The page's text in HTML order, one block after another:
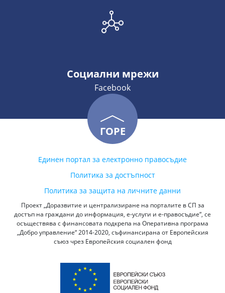
Социални мрежи
Facebook
ГОРЕ
Единен портал за електронно правосъдие
Политика за достъпност
Политика за защита на личните данни
Проект „Доразвитие и централизиране на порталите в СП за
достъп на граждани до информация, е-услуги и е-правосъдие“, се
осъществява с финансовата подкрепа на Оперативна програма
„Добро управление“ 2014-2020, съфинансирана от Европейския
съюз чрез Европейския социален фонд